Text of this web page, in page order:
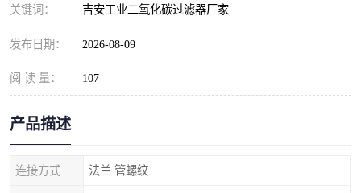
关键词： 吉安工业二氧化碳过滤器厂家
发布日期： 2026-08-09
阅 读 量： 107
产品描述
连接方式 法兰 管螺纹